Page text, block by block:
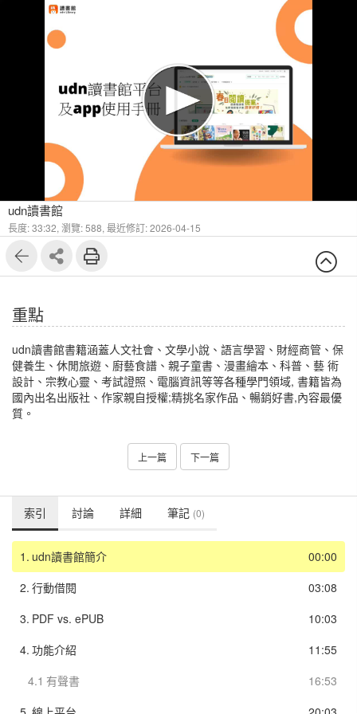
1
udn讀書館
長度: 33:32, 瀏覽: 588, 最近修訂: 2026-04-15
重點
udn讀書館書籍涵蓋人文社會、文學小說、語言學習、財經商管、保
健養生、休閒旅遊、廚藝食譜、親子童書、漫畫繪本、科普、藝 術
設計、宗教心靈、考試證照、電腦資訊等等各種學門領域, 書籍皆為
國內出名出版社、作家親自授權;精挑名家作品、暢銷好書,內容最優
質。
上一篇 下一篇
索引 討論 詳細 筆記 (0)
00:00
1. udn讀書館簡介
03:08
2. 行動借閱
10:03
3. PDF vs. ePUB
11:55
4. 功能介紹
16:53
4.1 有聲書